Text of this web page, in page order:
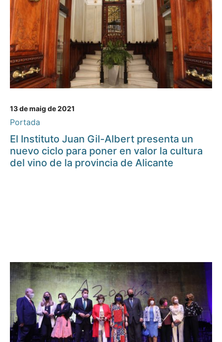
13 de maig de 2021
Portada
El Instituto Juan Gil-Albert presenta un
nuevo ciclo para poner en valor la cultura
del vino de la provincia de Alicante